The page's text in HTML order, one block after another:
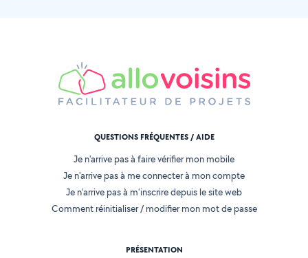
QUESTIONS FRÉQUENTES / AIDE
Je n'arrive pas à faire vérifier mon mobile
Je n'arrive pas à me connecter à mon compte
Je n'arrive pas à m'inscrire depuis le site web
Comment réinitialiser / modifier mon mot de passe
PRÉSENTATION